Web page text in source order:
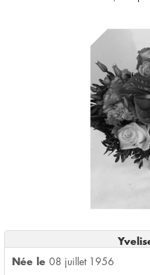
Née le 08 juillet 1956